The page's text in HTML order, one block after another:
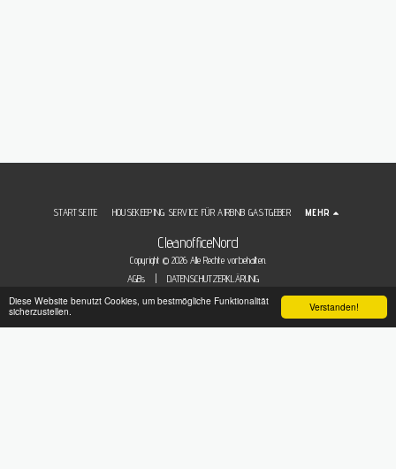
Verstanden!
Diese Website benutzt Cookies, um bestmögliche Funktionalität
sicherzustellen.
CleanofficeNord
Copyright © 2026 Alle Rechte vorbehalten.
AGBs| DATENSCHUTZERKLÄRUNG
STARTSEITE HOUSEKEEPING SERVICE FÜR AIRBNB GASTGEBER MEHR
Abonnieren